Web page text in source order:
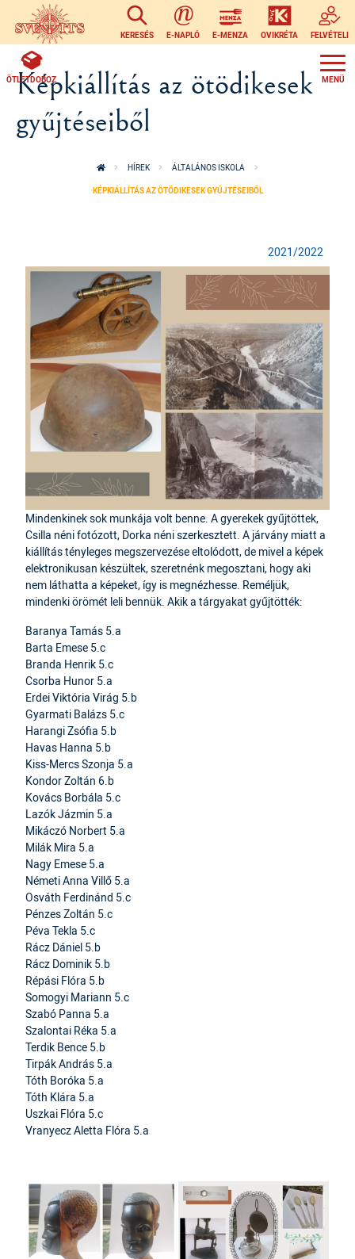
Ugrás a tartalomra
KERESÉS E-NAPLÓ E-MENZA OVIKRÉTA FELVÉTELI
ÖTLETDOBOZ
Képkiállítás az ötödikesek
gyűjtéseiből
HÍREK ÁLTALÁNOS ISKOLA
KÉPKIÁLLÍTÁS AZ ÖTÖDIKESEK GYŰJTÉSEIBŐL
2021/2022
Mindenkinek sok munkája volt benne. A gyerekek gyűjtöttek,
Csilla néni fotózott, Dorka néni szerkesztett. A járvány miatt a
kiállítás tényleges megszervezése eltolódott, de mivel a képek
elektronikusan készültek, szeretnénk megosztani, hogy aki
nem láthatta a képeket, így is megnézhesse. Reméljük,
mindenki örömét leli bennük. Akik a tárgyakat gyűjtötték:
Baranya Tamás 5.a
Barta Emese 5.c
Branda Henrik 5.c
Csorba Hunor 5.a
Erdei Viktória Virág 5.b
Gyarmati Balázs 5.c
Harangi Zsófia 5.b
Havas Hanna 5.b
Kiss-Mercs Szonja 5.a
Kondor Zoltán 6.b
Kovács Borbála 5.c
Lazók Jázmin 5.a
Mikáczó Norbert 5.a
Milák Mira 5.a
Nagy Emese 5.a
Németi Anna Villő 5.a
Osváth Ferdinánd 5.c
Pénzes Zoltán 5.c
Péva Tekla 5.c
Rácz Dániel 5.b
Rácz Dominik 5.b
Répási Flóra 5.b
Somogyi Mariann 5.c
Szabó Panna 5.a
Szalontai Réka 5.a
Terdik Bence 5.b
Tirpák András 5.a
Tóth Boróka 5.a
Tóth Klára 5.a
Uszkai Flóra 5.c
Vranyecz Aletta Flóra 5.a